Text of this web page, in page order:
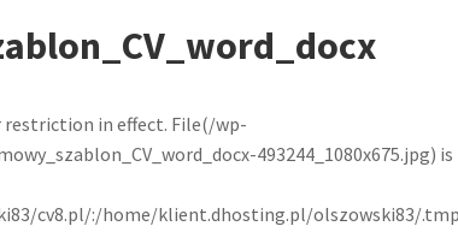
restriction in effect. File(/wp-
493244_1080x675.jpg)
cv8.pl/:/home/klient.dhosting.pl/olszowski83/